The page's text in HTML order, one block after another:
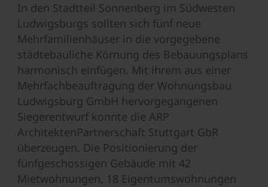
In den Stadtteil Sonnenberg im Südwesten
Ludwigsburgs sollten sich fünf neue
Mehrfamilienhäuser in die vorgegebene
städtebauliche Körnung des Bebauungsplans
harmonisch einfügen. Mit ihrem aus einer
Mehrfachbeauftragung der Wohnungsbau
Ludwigsburg GmbH hervorgegangenen
Siegerentwurf konnte die ARP
ArchitektenPartnerschaft Stuttgart GbR
überzeugen. Die Positionierung der
fünfgeschossigen Gebäude mit 42
Mietwohnungen, 18 Eigentumswohnungen